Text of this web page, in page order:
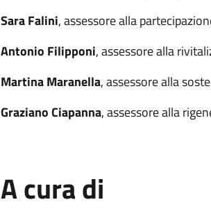
Sara Falini, assessore alla
Antonio Filipponi, assessore alla
Martina Maranella, assessore alla
Graziano Ciapanna, assessore alla
A cura di